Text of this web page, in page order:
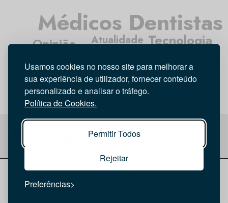
Usamos cookies no nosso site para melhorar a
sua experiência de utilizador, fornecer conteúdo
personalizado e analisar o tráfego.
Política de Cookies.
Permitir Todos
Rejeitar
Preferências
Atualidade
Médicos Dentistas
Entrevista
Opinião Tecnologia
Investigação
Política de privacidade